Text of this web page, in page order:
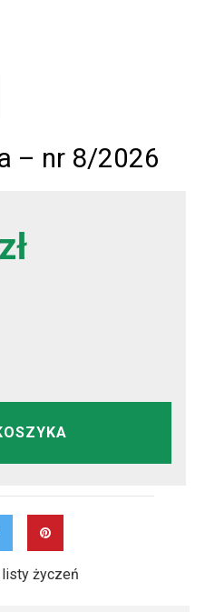
– nr 8/2026
listy życzeń